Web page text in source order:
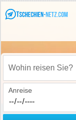
Wohin reisen Sie?
Anreise